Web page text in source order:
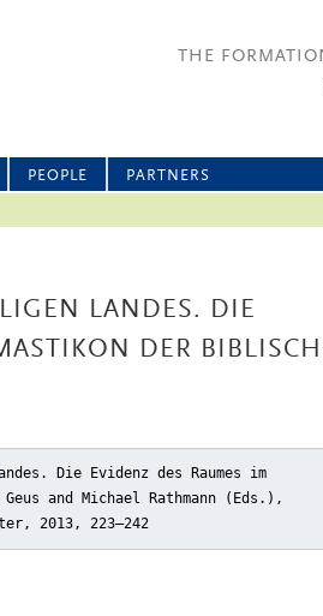
THE
PEOPLE PARTNERS
LANDES. DIE
DER
Die Evidenz des Raumes im
and Michael Rathmann (Eds.),
2013, 223–242